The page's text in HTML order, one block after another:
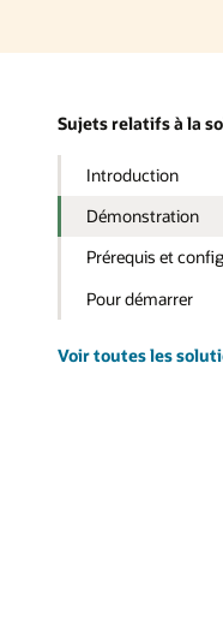
Sujets relatifs à la
Introduction
Démonstration
Prérequis et
Pour démarrer
Voir toutes les